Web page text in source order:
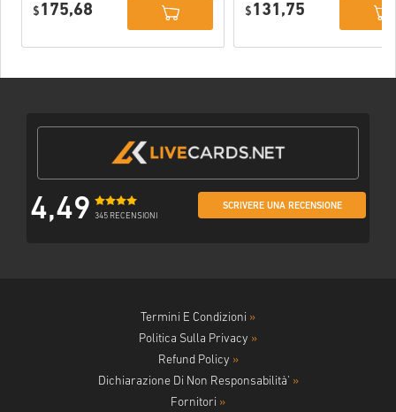
$ 175,68
$ 131,75
4,49 345 RECENSIONI
SCRIVERE UNA RECENSIONE
Termini E Condizioni »
Politica Sulla Privacy »
Refund Policy »
Dichiarazione Di Non Responsabilità' »
Fornitori »